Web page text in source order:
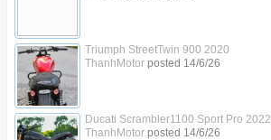
Triumph StreetTwin 900 2020
ThanhMotorposted 14/6/26
Ducati Scrambler1100 Sport Pro 2022
ThanhMotorposted 14/6/26